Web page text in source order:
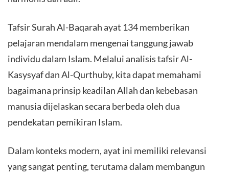
Tafsir Surah Al-Baqarah ayat 134 memberikan
pelajaran mendalam mengenai tanggung jawab
individu dalam Islam. Melalui analisis tafsir Al-
Kasysyaf dan Al-Qurthuby, kita dapat memahami
bagaimana prinsip keadilan Allah dan kebebasan
manusia dijelaskan secara berbeda oleh dua
pendekatan pemikiran Islam.
Dalam konteks modern, ayat ini memiliki relevansi
yang sangat penting, terutama dalam membangun